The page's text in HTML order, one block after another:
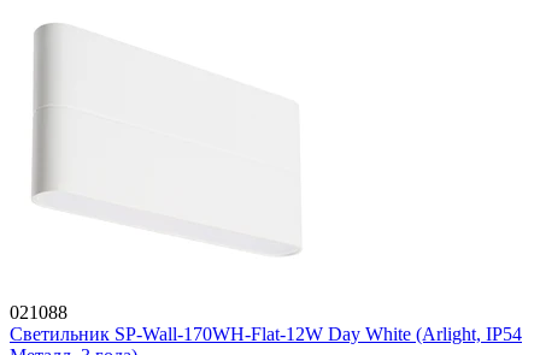
021088
Светильник SP-Wall-170WH-Flat-12W Day White (Arlight, IP54